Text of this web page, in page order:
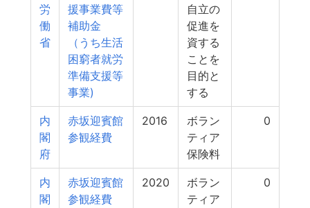
労
働
省
援事業費等
補助金
（うち生活
困窮者就労
準備支援等
事業)
自立の
促進を
資する
ことを
目的と
する
内
閣
府
赤坂迎賓館
参観経費
2016
ボラン
ティア
保険料
0
内
閣
赤坂迎賓館
参観経費
2020
ボラン
ティア
0